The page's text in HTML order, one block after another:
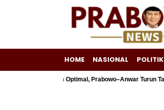
HOME NASIONAL POLITIK
Triliun Belum Optimal, Prabowo–Anwar Turun Tangan